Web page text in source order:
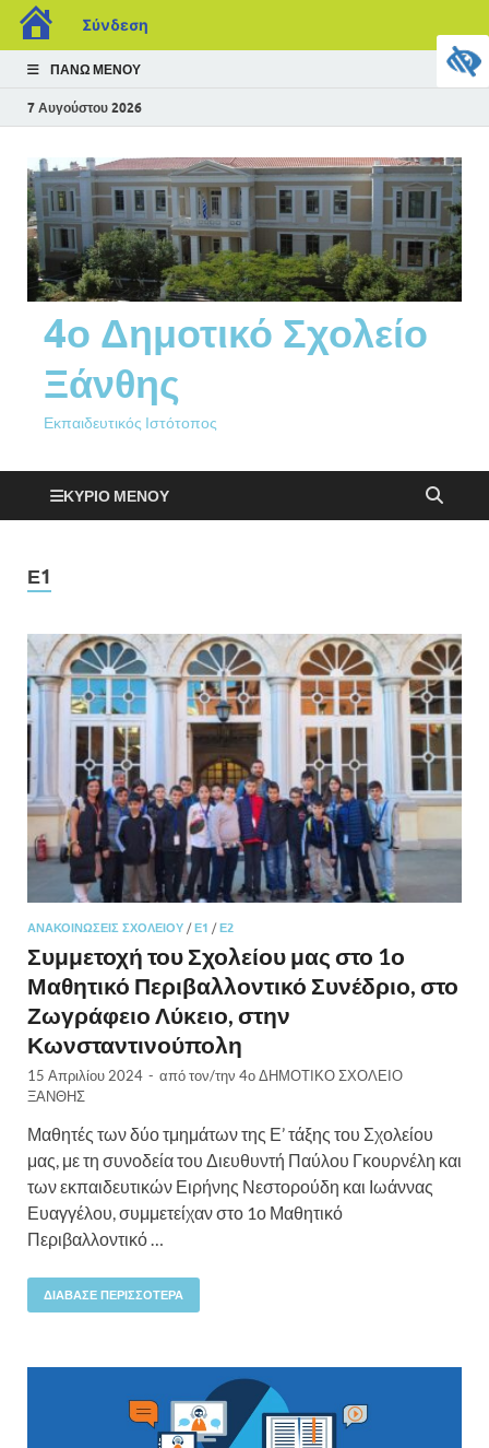
Σύνδεση
ΠΆΝΩ ΜΕΝΟΎ
7 Αυγούστου 2026
4ο Δημοτικό Σχολείο
Ξάνθης
Εκπαιδευτικός Ιστότοπος
ΚΎΡΙΟ ΜΕΝΟΎ
Ε1
ΑΝΑΚΟΙΝΏΣΕΙΣ ΣΧΟΛΕΊΟΥ /Ε1 /Ε2
Συμμετοχή του Σχολείου μας στο 1ο
Μαθητικό Περιβαλλοντικό Συνέδριο, στο
Ζωγράφειο Λύκειο, στην
Κωνσταντινούπολη
15 Απριλίου 2024 - από τον/την 4ο ΔΗΜΟΤΙΚΟ ΣΧΟΛΕΙΟ
ΞΑΝΘΗΣ
Μαθητές των δύο τμημάτων της Ε’ τάξης του Σχολείου
μας, με τη συνοδεία του Διευθυντή Παύλου Γκουρνέλη και
των εκπαιδευτικών Ειρήνης Νεστορούδη και Ιωάννας
Ευαγγέλου, συμμετείχαν στο 1ο Μαθητικό
Περιβαλλοντικό …
ΔΙΆΒΑΣΕ ΠΕΡΙΣΣΌΤΕΡΑ